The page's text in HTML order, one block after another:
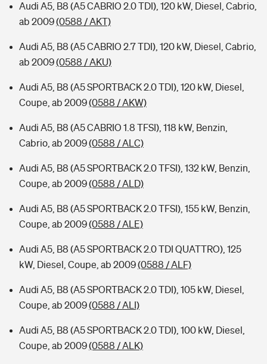
Audi A5, B8 (A5 CABRIO 2.0 TDI), 120 kW, Diesel, Cabrio,
ab 2009(0588 / AKT)
Audi A5, B8 (A5 CABRIO 2.7 TDI), 120 kW, Diesel, Cabrio,
ab 2009(0588 / AKU)
Audi A5, B8 (A5 SPORTBACK 2.0 TDI), 120 kW, Diesel,
Coupe, ab 2009(0588 / AKW)
Audi A5, B8 (A5 CABRIO 1.8 TFSI), 118 kW, Benzin,
Cabrio, ab 2009(0588 / ALC)
Audi A5, B8 (A5 SPORTBACK 2.0 TFSI), 132 kW, Benzin,
Coupe, ab 2009(0588 / ALD)
Audi A5, B8 (A5 SPORTBACK 2.0 TFSI), 155 kW, Benzin,
Coupe, ab 2009(0588 / ALE)
Audi A5, B8 (A5 SPORTBACK 2.0 TDI QUATTRO), 125
kW, Diesel, Coupe, ab 2009(0588 / ALF)
Audi A5, B8 (A5 SPORTBACK 2.0 TDI), 105 kW, Diesel,
Coupe, ab 2009(0588 / ALI)
Audi A5, B8 (A5 SPORTBACK 2.0 TDI), 100 kW, Diesel,
Coupe, ab 2009(0588 / ALK)